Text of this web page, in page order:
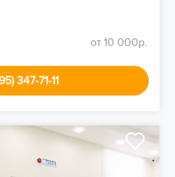
от 10 000р.
347-71-11